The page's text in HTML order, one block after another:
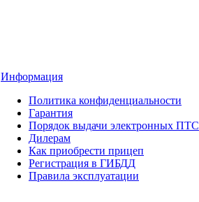
Информация
Политика конфиденциальности
Гарантия
Порядок выдачи электронных ПТС
Дилерам
Как приобрести прицеп
Регистрация в ГИБДД
Правила эксплуатации